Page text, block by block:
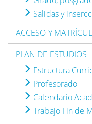
Salidas y
ACCESO Y
PLAN DE ESTUDIOS
Estructura
Profesorado
Calendario
Trabajo Fin de